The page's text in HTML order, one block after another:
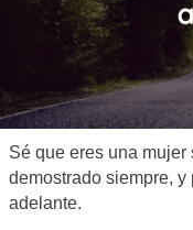
Sé que eres una
demostrado siempre,
adelante.